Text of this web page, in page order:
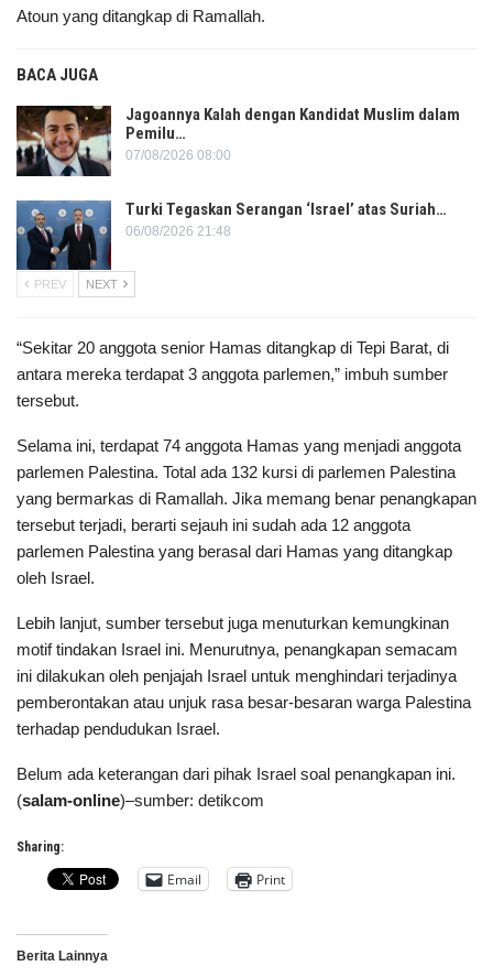
Atoun yang ditangkap di Ramallah.
BACA JUGA
Jagoannya Kalah dengan Kandidat Muslim dalam
Pemilu…
07/08/2026 08:00
Turki Tegaskan Serangan ‘Israel’ atas Suriah…
06/08/2026 21:48
PREV NEXT
“Sekitar 20 anggota senior Hamas ditangkap di Tepi Barat, di
antara mereka terdapat 3 anggota parlemen,” imbuh sumber
tersebut.
Selama ini, terdapat 74 anggota Hamas yang menjadi anggota
parlemen Palestina. Total ada 132 kursi di parlemen Palestina
yang bermarkas di Ramallah. Jika memang benar penangkapan
tersebut terjadi, berarti sejauh ini sudah ada 12 anggota
parlemen Palestina yang berasal dari Hamas yang ditangkap
oleh Israel.
Lebih lanjut, sumber tersebut juga menuturkan kemungkinan
motif tindakan Israel ini. Menurutnya, penangkapan semacam
ini dilakukan oleh penjajah Israel untuk menghindari terjadinya
pemberontakan atau unjuk rasa besar-besaran warga Palestina
terhadap pendudukan Israel.
Belum ada keterangan dari pihak Israel soal penangkapan ini.
(salam-online)–sumber: detikcom
Sharing:
Email Print
Berita Lainnya